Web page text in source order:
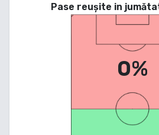
Pase reușite in
0%